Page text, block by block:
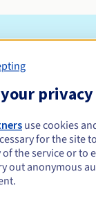
zonder
Beheerregels
use cookies
for the site
the service or
out anonymous